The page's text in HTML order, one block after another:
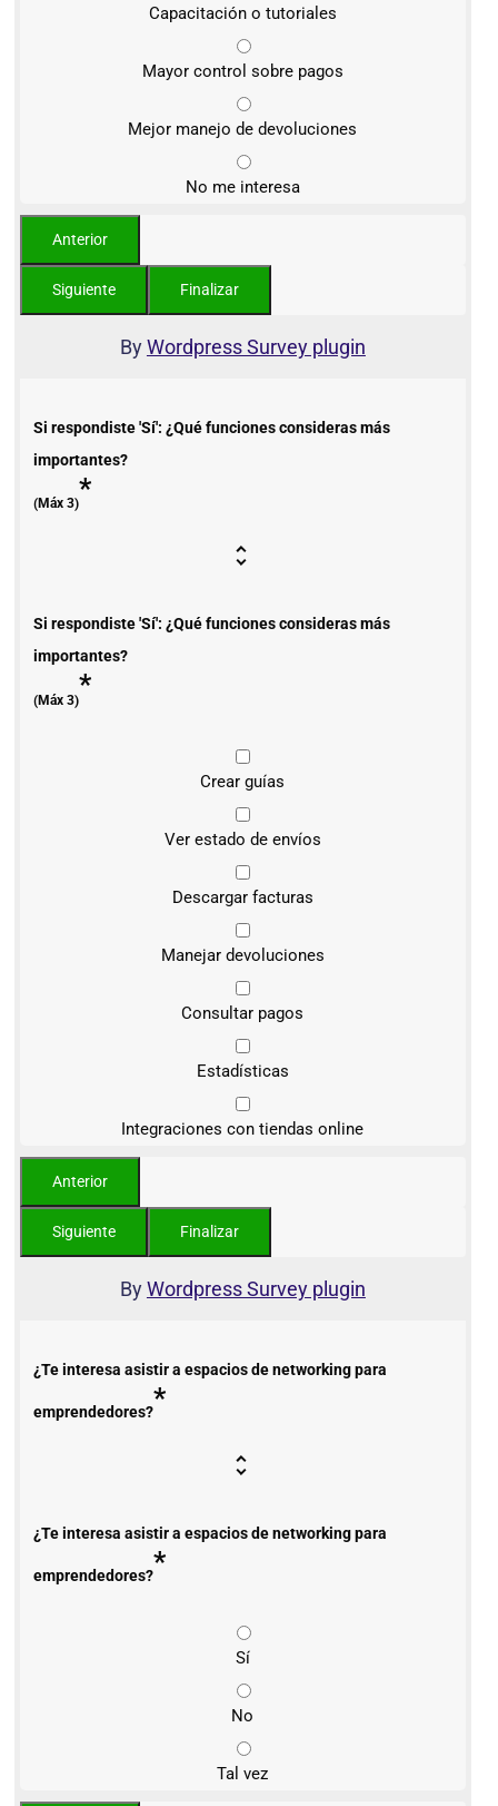
Capacitación o tutoriales
Mayor control sobre pagos
Mejor manejo de devoluciones
No me interesa
ByWordpress Survey plugin
Si respondiste 'Sí': ¿Qué funciones consideras más
importantes?
(Máx 3)*
Si respondiste 'Sí': ¿Qué funciones consideras más
importantes?
(Máx 3)*
Crear guías
Ver estado de envíos
Descargar facturas
Manejar devoluciones
Consultar pagos
Estadísticas
Integraciones con tiendas online
ByWordpress Survey plugin
¿Te interesa asistir a espacios de networking para
emprendedores?*
¿Te interesa asistir a espacios de networking para
emprendedores?*
Sí
No
Tal vez